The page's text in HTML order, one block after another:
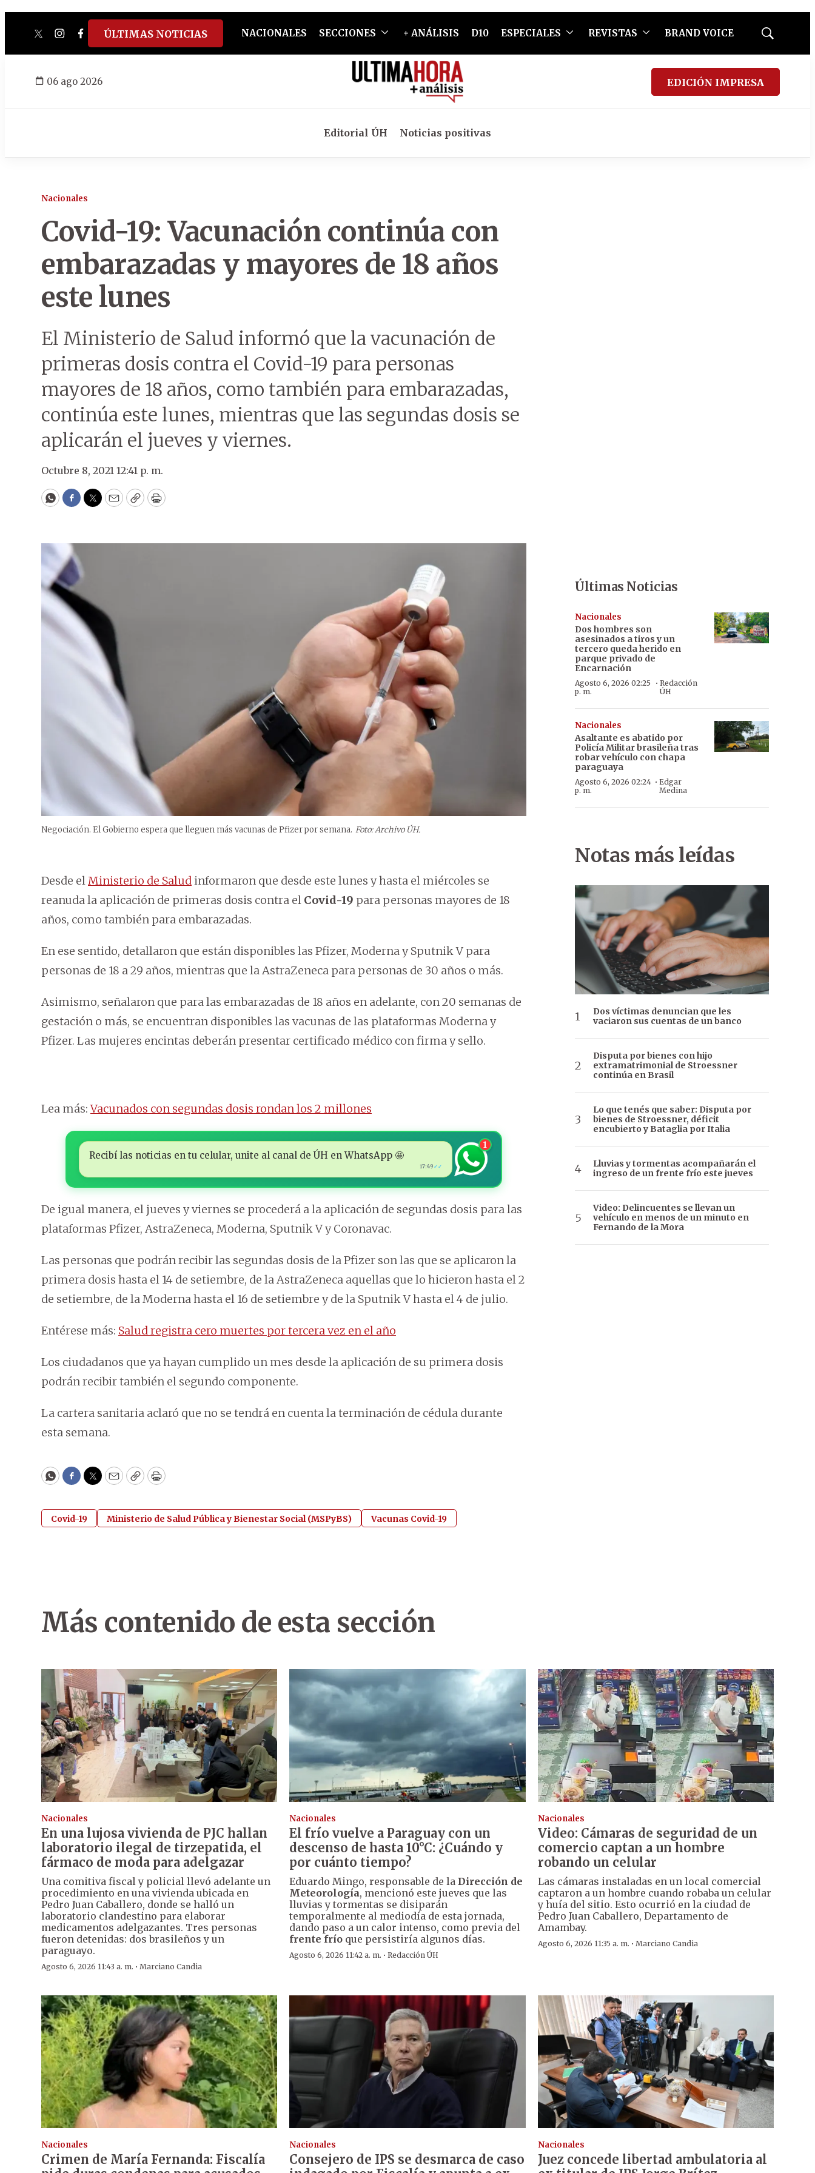
twitterinstagram
facebook
tiktokyoutube
spotify
ÚLTIMAS NOTICIAS NACIONALES SECCIONES + ANÁLISIS D10 ESPECIALES REVISTAS BRAND VOICE
Mostrar
06 ago 2026 EDICIÓN IMPRESA
Editorial ÚH Noticias positivas
Nacionales
Covid-19: Vacunación continúa con
embarazadas y mayores de 18 años
este lunes
El Ministerio de Salud informó que la vacunación de
primeras dosis contra el Covid-19 para personas
mayores de 18 años, como también para embarazadas,
continúa este lunes, mientras que las segundas dosis se
aplicarán el jueves y viernes.
Octubre 8, 2021 12:41 p. m.
WhatsApp
Facebook
Twitter
EmailCopyPrint
Negociación. El Gobierno espera que lleguen más vacunas de Pfizer por semana. Foto: Archivo ÚH.
Desde elMinisterio de Saludinformaron que desde este lunes y hasta el miércoles se
reanuda la aplicación de primeras dosis contra el Covid-19 para personas mayores de 18
años, como también para embarazadas.
En ese sentido, detallaron que están disponibles las Pfizer, Moderna y Sputnik V para
personas de 18 a 29 años, mientras que la AstraZeneca para personas de 30 años o más.
Asimismo, señalaron que para las embarazadas de 18 años en adelante, con 20 semanas de
gestación o más, se encuentran disponibles las vacunas de las plataformas Moderna y
Pfizer. Las mujeres encintas deberán presentar certificado médico con firma y sello.
Lea más:Vacunados con segundas dosis rondan los 2 millones
Recibí las noticias en tu celular, unite al canal de ÚH en WhatsApp 🤩
17:49 ✓✓
1
De igual manera, el jueves y viernes se procederá a la aplicación de segundas dosis para las
plataformas Pfizer, AstraZeneca, Moderna, Sputnik V y Coronavac.
Las personas que podrán recibir las segundas dosis de la Pfizer son las que se aplicaron la
primera dosis hasta el 14 de setiembre, de la AstraZeneca aquellas que lo hicieron hasta el 2
de setiembre, de la Moderna hasta el 16 de setiembre y de la Sputnik V hasta el 4 de julio.
Entérese más: Salud registra cero muertes por tercera vez en el año
Los ciudadanos que ya hayan cumplido un mes desde la aplicación de su primera dosis
podrán recibir también el segundo componente.
La cartera sanitaria aclaró que no se tendrá en cuenta la terminación de cédula durante
esta semana.
WhatsApp
Facebook
Twitter
EmailCopyPrint
Covid-19 Ministerio de Salud Pública y Bienestar Social (MSPyBS) Vacunas Covid-19
Últimas Noticias
Nacionales
Dos hombres son
asesinados a tiros y un
tercero queda herido en
parque privado de
Encarnación
Agosto 6, 2026 02:25
p. m.
· Redacción
ÚH
Nacionales
Asaltante es abatido por
Policía Militar brasileña tras
robar vehículo con chapa
paraguaya
Agosto 6, 2026 02:24
p. m.
·Edgar
Medina
Notas más leídas
Dos víctimas denuncian que les
vaciaron sus cuentas de un banco
Disputa por bienes con hijo
extramatrimonial de Stroessner
continúa en Brasil
Lo que tenés que saber: Disputa por
bienes de Stroessner, déficit
encubierto y Bataglia por Italia
Lluvias y tormentas acompañarán el
ingreso de un frente frío este jueves
Video: Delincuentes se llevan un
vehículo en menos de un minuto en
Fernando de la Mora
Más contenido de esta sección
Nacionales
En una lujosa vivienda de PJC hallan
laboratorio ilegal de tirzepatida, el
fármaco de moda para adelgazar
Una comitiva fiscal y policial llevó adelante un
procedimiento en una vivienda ubicada en
Pedro Juan Caballero, donde se halló un
laboratorio clandestino para elaborar
medicamentos adelgazantes. Tres personas
fueron detenidas: dos brasileños y un
paraguayo.
Agosto 6, 2026 11:43 a. m. · Marciano Candia
Nacionales
El frío vuelve a Paraguay con un
descenso de hasta 10°C: ¿Cuándo y
por cuánto tiempo?
Eduardo Mingo, responsable de laDirección de
Meteorología, mencionó este jueves que las
lluvias y tormentas se disiparán
temporalmente al mediodía de esta jornada,
dando paso a un calor intenso, como previa del
frente frío que persistiría algunos días.
Agosto 6, 2026 11:42 a. m. ·Redacción ÚH
Nacionales
Video: Cámaras de seguridad de un
comercio captan a un hombre
robando un celular
Las cámaras instaladas en un local comercial
captaron a un hombre cuando robaba un celular
y huía del sitio. Esto ocurrió en la ciudad de
Pedro Juan Caballero, Departamento de
Amambay.
Agosto 6, 2026 11:35 a. m. · Marciano Candia
Nacionales
Crimen de María Fernanda: Fiscalía
Nacionales
Consejero de IPS se desmarca de caso
Nacionales
Juez concede libertad ambulatoria al